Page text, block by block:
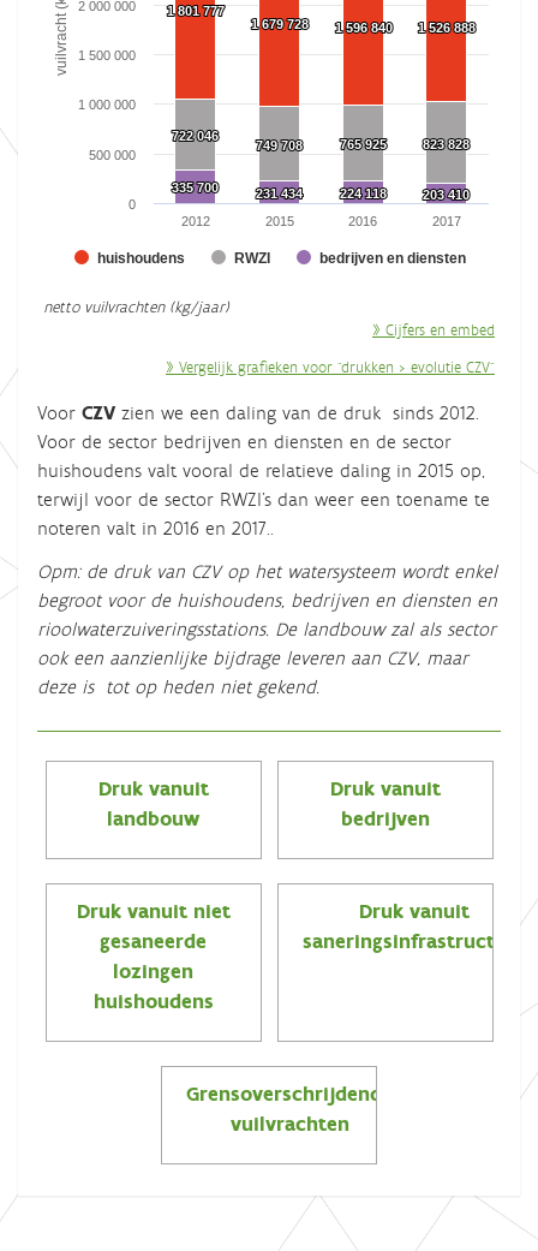
vuilvracht (kg) 1 801 777
1 801 777
1 679 728
1 679 728 1 596 840
1 596 840 1 526 888
1 526 888
722 046
722 046
749 708
749 708 765 925
765 925 823 828
823 828
335 700
335 700 231 434
231 434 224 118
224 118 203 410
203 410
huishoudens RWZI bedrijven en diensten
2012 2015 2016 2017
0
1 000 000
2 000 000
500 000
1 500 000
End of interactive chart.
netto vuilvrachten (kg/jaar)
» Cijfers en embed
» Vergelijk grafieken voor "drukken > evolutie CZV"
Voor CZV zien we een daling van de druk sinds 2012.
Voor de sector bedrijven en diensten en de sector
huishoudens valt vooral de relatieve daling in 2015 op,
terwijl voor de sector RWZI's dan weer een toename te
noteren valt in 2016 en 2017..
Opm: de druk van CZV op het watersysteem wordt enkel
begroot voor de huishoudens, bedrijven en diensten en
rioolwaterzuiveringsstations. De landbouw zal als sector
ook een aanzienlijke bijdrage leveren aan CZV, maar
deze is tot op heden niet gekend.
Druk vanuit
landbouw
Druk vanuit
bedrijven
Druk vanuit niet
gesaneerde
lozingen
huishoudens
Druk vanuit
saneringsinfrastructuur
Grensoverschrijdende
vuilvrachten